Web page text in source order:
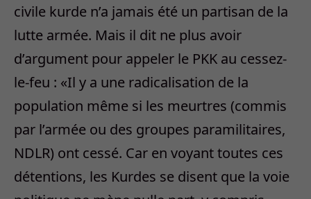
civile kurde n’a jamais été un partisan de la
lutte armée. Mais il dit ne plus avoir
d’argument pour appeler le PKK au cessez-
le-feu : «Il y a une radicalisation de la
population même si les meurtres (commis
par l’armée ou des groupes paramilitaires,
NDLR) ont cessé. Car en voyant toutes ces
détentions, les Kurdes se disent que la voie